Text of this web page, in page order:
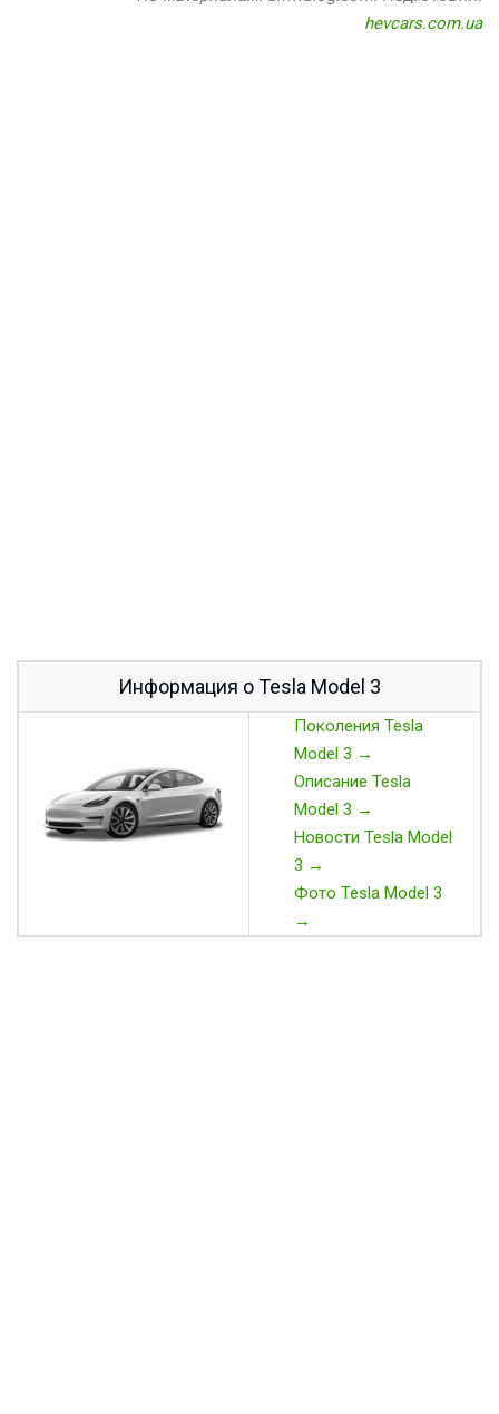
hevcars.com.ua
Информация о Tesla Model 3
Поколения Tesla
Model 3 →
Описание Tesla
Model 3 →
Новости Tesla Model
3 →
Фото Tesla Model 3
→